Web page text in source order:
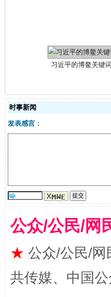
时事新闻
发表感言：
公众/公民/网
★ 公众/公民/网
共传媒、中国